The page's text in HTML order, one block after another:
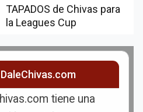
TAPADOS de Chivas para
la Leagues Cup
tiene una